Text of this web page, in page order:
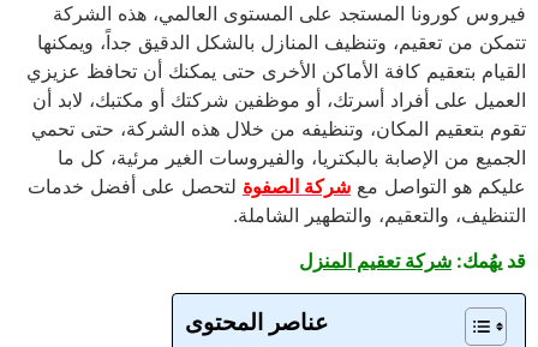
فيروس كورونا المستجد على المستوى العالمي، هذه الشركة
تتمكن من تعقيم، وتنظيف المنازل بالشكل الدقيق جداً، ويمكنها
القيام بتعقيم كافة الأماكن الأخرى حتى يمكنك أن تحافظ عزيزي
العميل على أفراد أسرتك، أو موظفين شركتك أو مكتبك، لابد أن
تقوم بتعقيم المكان، وتنظيفه من خلال هذه الشركة، حتى تحمي
الجميع من الإصابة بالبكتريا، والفيروسات الغير مرئية، كل ما
عليكم هو التواصل مع شركة الصفوة لتحصل على أفضل خدمات
التنظيف، والتعقيم، والتطهير الشاملة.
قد يهُمك: شركة تعقيم المنزل
عناصر المحتوى